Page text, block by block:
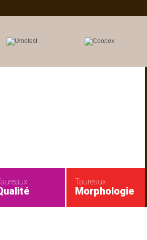
Taureaux
Morphologie